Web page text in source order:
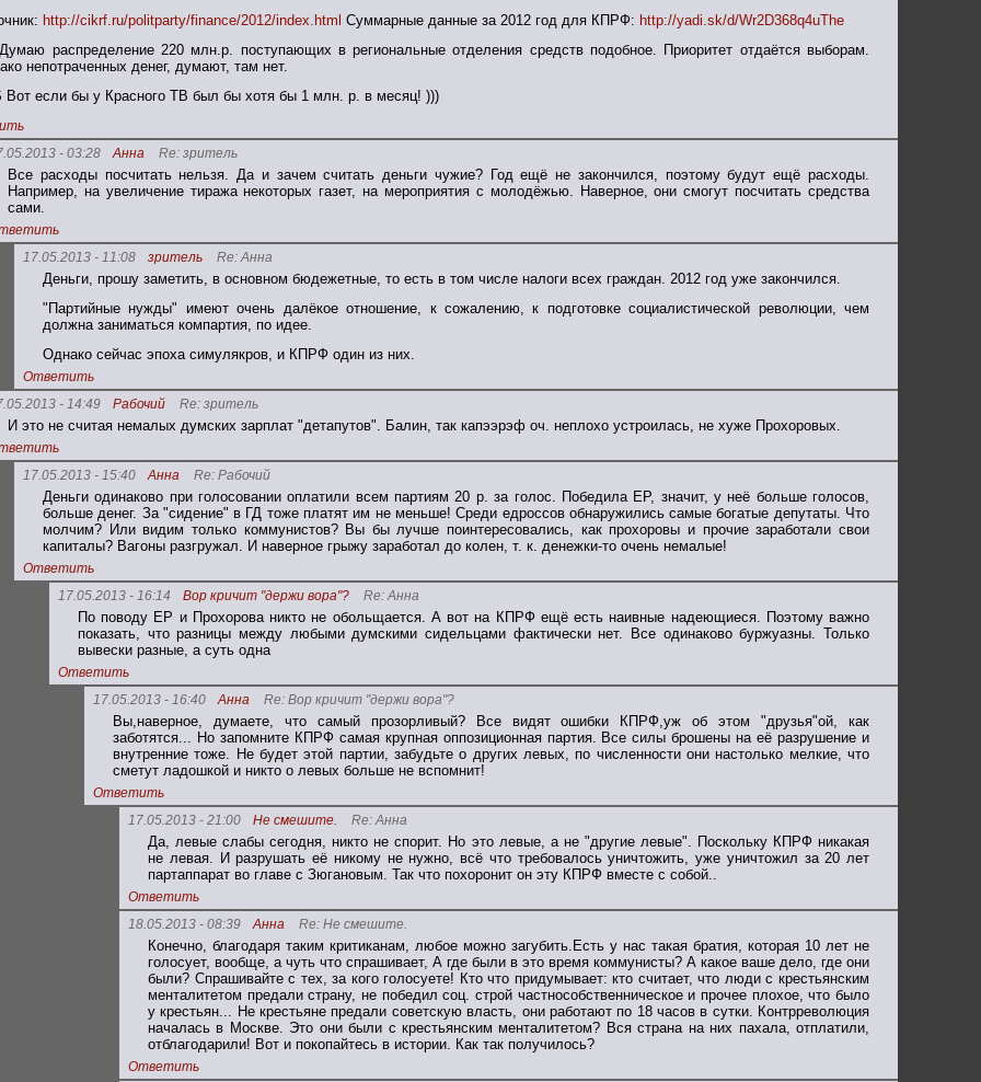
http://cikrf.ru/politparty/finance/2012/index.html Суммарные данные за 2012 год для КПРФ: http://yadi.sk/d/Wr2D368q4uThe
распределение 220 млн.р. поступающих в региональные отделения средств подобное. Приоритет отдаётся выборам.
непотраченных денег, думают, там нет.
Вот если бы у Красного ТВ был бы хотя бы 1 млн. р. в месяц! )))
- 03:28
Анна Re: зритель
Все расходы посчитать нельзя. Да и зачем считать деньги чужие? Год ещё не закончился, поэтому будут ещё расходы.
Например, на увеличение тиража некоторых газет, на мероприятия с молодёжью. Наверное, они смогут посчитать средства
сами.
17.05.2013 - 11:08
зритель Re: Анна
Деньги, прошу заметить, в основном бюдежетные, то есть в том числе налоги всех граждан. 2012 год уже закончился.
"Партийные нужды" имеют очень далёкое отношение, к сожалению, к подготовке социалистической революции, чем
должна заниматься компартия, по идее.
Однако сейчас эпоха симулякров, и КПРФ один из них.
Ответить
- 14:49
Рабочий Re: зритель
И это не считая немалых думских зарплат "детапутов". Балин, так капээрэф оч. неплохо устроилась, не хуже Прохоровых.
17.05.2013 - 15:40
Анна Re: Рабочий
Деньги одинаково при голосовании оплатили всем партиям 20 р. за голос. Победила ЕР, значит, у неё больше голосов,
больше денег. За "сидение" в ГД тоже платят им не меньше! Среди едроссов обнаружились самые богатые депутаты. Что
молчим? Или видим только коммунистов? Вы бы лучше поинтересовались, как прохоровы и прочие заработали свои
капиталы? Вагоны разгружал. И наверное грыжу заработал до колен, т. к. денежки-то очень немалые!
Ответить
17.05.2013 - 16:14
Вор кричит "держи вора"? Re: Анна
По поводу ЕР и Прохорова никто не обольщается. А вот на КПРФ ещё есть наивные надеющиеся. Поэтому важно
показать, что разницы между любыми думскими сидельцами фактически нет. Все одинаково буржуазны. Только
вывески разные, а суть одна
Ответить
17.05.2013 - 16:40
Анна Re: Вор кричит "держи вора"?
Вы,наверное, думаете, что самый прозорливый? Все видят ошибки КПРФ,уж об этом "друзья"ой, как
заботятся... Но запомните КПРФ самая крупная оппозиционная партия. Все силы брошены на её разрушение и
внутренние тоже. Не будет этой партии, забудьте о других левых, по численности они настолько мелкие, что
сметут ладошкой и никто о левых больше не вспомнит!
Ответить
17.05.2013 - 21:00
Не смешите. Re: Анна
Да, левые слабы сегодня, никто не спорит. Но это левые, а не "другие левые". Поскольку КПРФ никакая
не левая. И разрушать её никому не нужно, всё что требовалось уничтожить, уже уничтожил за 20 лет
партаппарат во главе с Зюгановым. Так что похоронит он эту КПРФ вместе с собой..
Ответить
18.05.2013 - 08:39
Анна Re: Не смешите.
Конечно, благодаря таким критиканам, любое можно загубить.Есть у нас такая братия, которая 10 лет не
голосует, вообще, а чуть что спрашивает, А где были в это время коммунисты? А какое ваше дело, где они
были? Спрашивайте с тех, за кого голосуете! Кто что придумывает: кто считает, что люди с крестьянским
менталитетом предали страну, не победил соц. строй частнособственническое и прочее плохое, что было
у крестьян... Не крестьяне предали советскую власть, они работают по 18 часов в сутки. Контрреволюция
началась в Москве. Это они были с крестьянским менталитетом? Вся страна на них пахала, отплатили,
отблагодарили! Вот и покопайтесь в истории. Как так получилось?
Ответить